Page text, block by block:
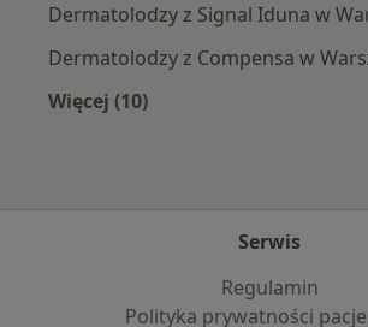
Dermatolodzy z Signal Iduna w
Dermatolodzy z Compensa w
Więcej (10)
Serwis
Regulamin
Polityka prywatności